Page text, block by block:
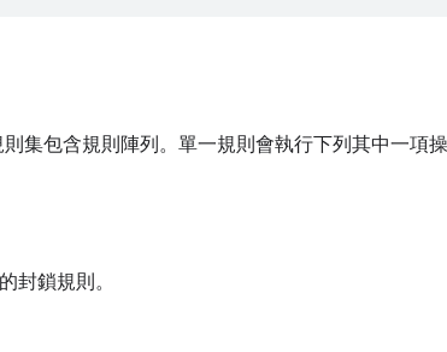
集包含規則陣列。單一規則會執行下列其中一項操
封鎖規則。